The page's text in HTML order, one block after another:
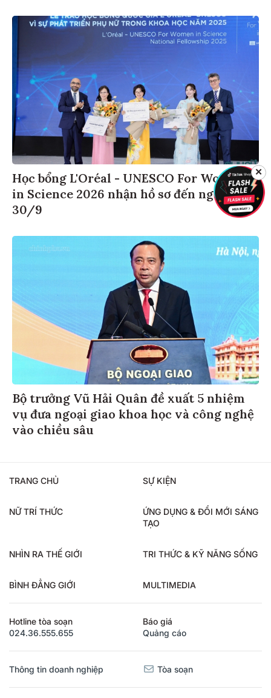
Học bổng L'Oréal - UNESCO For Women
in Science 2026 nhận hồ sơ đến ngày
30/9
Bộ trưởng Vũ Hải Quân đề xuất 5 nhiệm
vụ đưa ngoại giao khoa học và công nghệ
vào chiều sâu
TRANG CHỦ SỰ KIỆN
NỮ TRÍ THỨC
ỨNG DỤNG & ĐỔI MỚI SÁNG
TẠO
NHÌN RA THẾ GIỚI TRI THỨC & KỸ NĂNG SỐNG
BÌNH ĐẲNG GIỚI MULTIMEDIA
Hotline tòa soạn
024.36.555.655
Báo giá
Quảng cáo
Thông tin doanh nghiệp Tòa soạn
✕